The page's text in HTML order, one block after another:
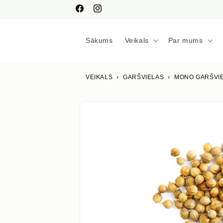
saturu
FacebookInstagram
Sākums Veikals Par mums
VEIKALS › GARŠVIELAS › MONO